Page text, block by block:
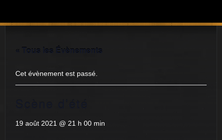
« Tous les Évènements
Cet évènement est passé.
19 août 2021 @ 21 h 00 min